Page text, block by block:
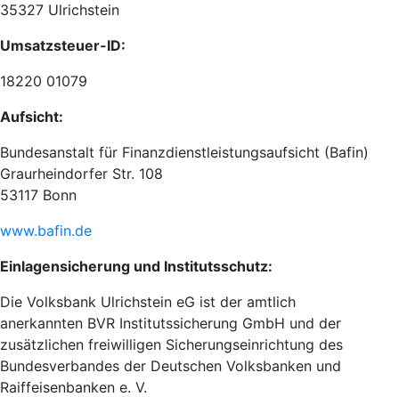
35327 Ulrichstein
Umsatzsteuer-ID:
18220 01079
Aufsicht:
Bundesanstalt für Finanzdienstleistungsaufsicht (Bafin)
Graurheindorfer Str. 108
53117 Bonn
www.bafin.de
Einlagensicherung und Institutsschutz:
Die Volksbank Ulrichstein eG ist der amtlich
anerkannten BVR Institutssicherung GmbH und der
zusätzlichen freiwilligen Sicherungseinrichtung des
Bundesverbandes der Deutschen Volksbanken und
Raiffeisenbanken e. V.